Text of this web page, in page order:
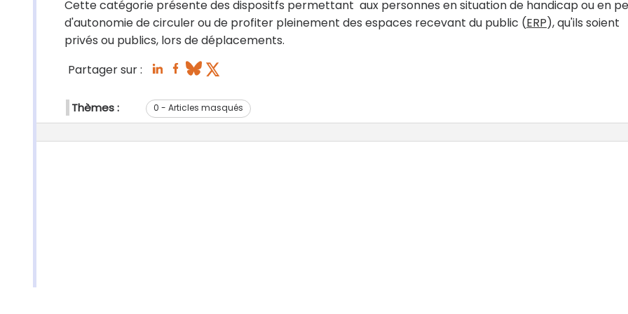
Cette catégorie présente des dispositfs permettant aux personnes en situation de handicap ou en
d'autonomie de circuler ou de profiter pleinement des espaces recevant du public (ERP), qu'ils soient
privés ou publics, lors de déplacements.
Partager sur :
Thèmes : 0 - Articles masqués